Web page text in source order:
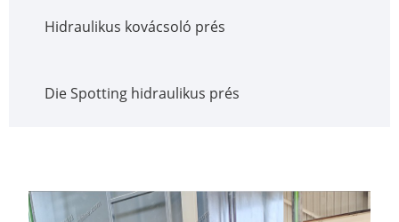
Hidraulikus kovácsoló prés
Die Spotting hidraulikus prés